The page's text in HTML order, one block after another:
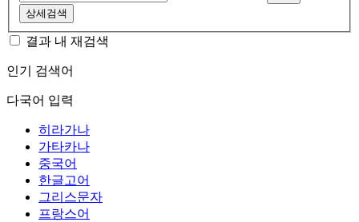
상세검색
결과 내 재검색
인기 검색어
다국어 입력
히라가나
가타카나
중국어
한글고어
그리스문자
프랑스어